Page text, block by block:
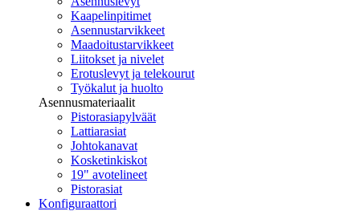
Kaapelinpitimet
Asennustarvikkeet
Maadoitustarvikkeet
Liitokset ja nivelet
Erotuslevyt ja telekourut
Työkalut ja huolto
Asennusmateriaalit
Pistorasiapylväät
Lattiarasiat
Johtokanavat
Kosketinkiskot
19" avotelineet
Pistorasiat
Konfiguraattori